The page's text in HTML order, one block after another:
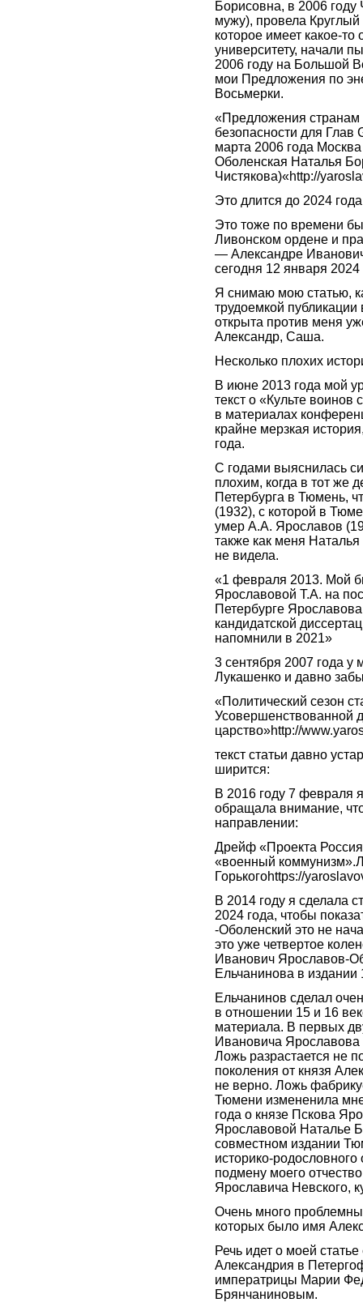
Борисовна, в 2006
мужу), провела
которое имеет какое-
университету, начали
2006 году на Большой
мои Предложения по
Восьмерки.
«Предложения странам
безопасности для Глав
марта 2006 года
Оболенская Наталья
Чистякова)«http://
Это длится до 2024
Это тоже по времени
Ливонском ордене и
— Александре
сегодня 12 января
Я снимаю мою статью,
трудоемкой публикации
открыта против меня
Александр, Саша.
Несколько плохих
В июне 2013 года мой
текст о «Культе
в материалах
крайне мерзкая
года.
С годами выяснилась
плохим, когда в тот же
Петербурга в Тюмень,
(1932), с которой в
умер А.А. Ярославов
также как меня
не видела.
«1 февраля 2013. Мой
Ярославовой Т.А. на
Петербурге
кандидатской
напомнили в 2021»
3 сентября 2007 года у
Лукашенко и давно
«Политический сезон
Усовершенствованной
царство»http://
текст статьи давно
ширится:
В 2016 году 7 февраля
обращала внимание,
направлении:
Дрейф «Проекта
«военный
Горькогоhttps://
В 2014 году я сделала
2024 года, чтобы
-Оболенский это не
это уже четвертое
Иванович Ярославов-
Ельчанинова в издании
Ельчанинов сделал
в отношении 15 и 16
материала. В первых
Ивановича Ярославова
Ложь разрастается не
поколения от князя
не верно. Ложь
Тюмени измененила
года о князе Пскова
Ярославовой Наталье
совместном издании
историко-
подмену моего
Ярославича Невского,
Очень много
которых было имя
Речь идет о моей
Александрия в
императрицы Марии
Брянчаниновым.